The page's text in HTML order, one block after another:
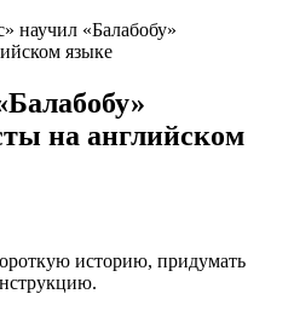
научил «Балабобу»
языке
на английском
историю, придумать